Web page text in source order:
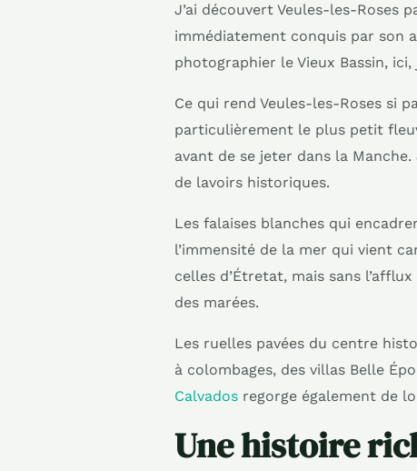
J’ai découvert Veules-les-Roses
immédiatement conquis par son
photographier le Vieux Bassin,
Ce qui rend Veules-les-Roses si
particulièrement le plus petit
avant de se jeter dans la
de lavoirs historiques.
Les falaises blanches qui
l’immensité de la mer qui vient
celles d’Étretat, mais sans
des marées.
Les ruelles pavées du centre
à colombages, des villas Belle
Calvados regorge également de
Une histoire